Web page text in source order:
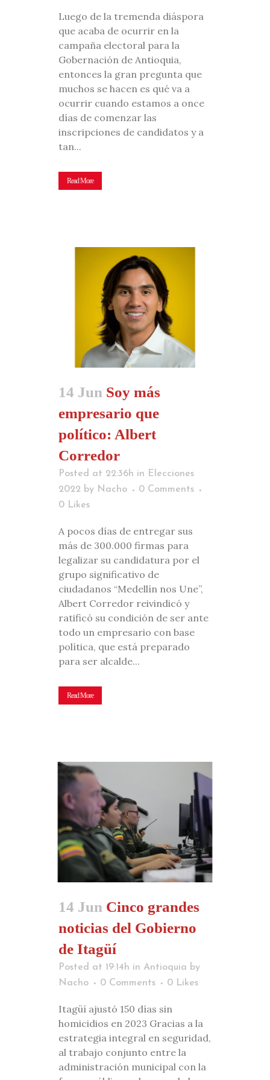
Luego de la tremenda diáspora
que acaba de ocurrir en la
campaña electoral para la
Gobernación de Antioquia,
entonces la gran pregunta que
muchos se hacen es qué va a
ocurrir cuando estamos a once
días de comenzar las
inscripciones de candidatos y a
tan...
Read More
14 Jun Soy más
empresario que
político: Albert
Corredor
Posted at 22:36h in
Elecciones
2022 by Nacho
0 Comments
0 Likes
A pocos días de entregar sus
más de 300.000 firmas para
legalizar su candidatura por el
grupo significativo de
ciudadanos “Medellín nos Une”,
Albert Corredor reivindicó y
ratificó su condición de ser ante
todo un empresario con base
política, que está preparado
para ser alcalde...
Read More
14 Jun Cinco grandes
noticias del Gobierno
de Itagüí
Posted at 19:14h in Antioquia by
Nacho
0 Comments 0 Likes
Itagüí ajustó 150 días sin
homicidios en 2023 Gracias a la
estrategia integral en seguridad,
al trabajo conjunto entre la
administración municipal con la